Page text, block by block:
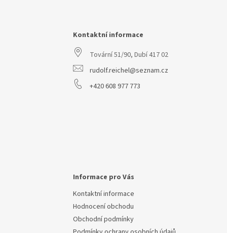
Kontaktní informace
Tovární 51/90, Dubí 417 02
rudolf.reichel@seznam.cz
+420 608 977 773
Informace pro Vás
Kontaktní informace
Hodnocení obchodu
Obchodní podmínky